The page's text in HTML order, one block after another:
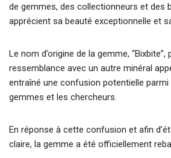
de gemmes, des collectionneurs et des
apprécient sa beauté exceptionnelle et
Le nom d’origine de la gemme, “Bixbite”,
ressemblance avec un autre minéral
entraîné une confusion potentielle
gemmes et les chercheurs.
En réponse à cette confusion et afin
claire, la gemme a été officiellement